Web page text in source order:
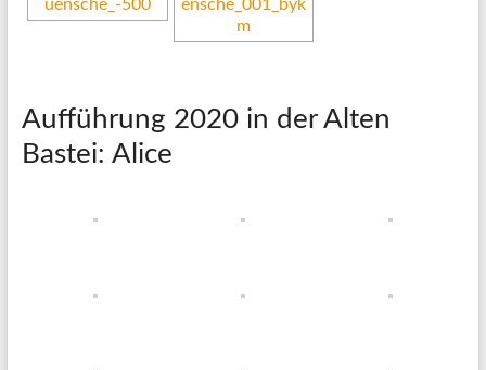
Aufführung 2020 in der Alten
Bastei: Alice